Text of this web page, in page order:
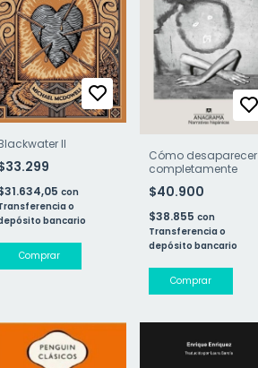
II
con
o
bancario
Cómo desaparecer
completamente
$40.900
$38.855 con
Transferencia o
depósito bancario